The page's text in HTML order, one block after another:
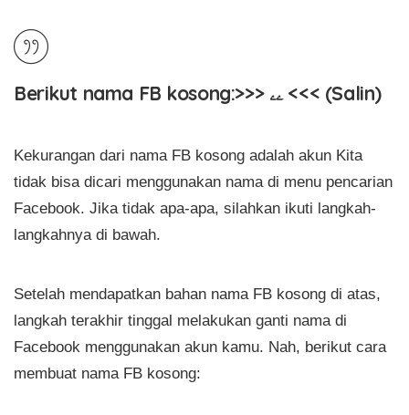
Berikut nama FB kosong:>>> ۦۦ <<< (Salin)
Kekurangan dari nama FB kosong adalah akun Kita
tidak bisa dicari menggunakan nama di menu pencarian
Facebook. Jika tidak apa-apa, silahkan ikuti langkah-
langkahnya di bawah.
Setelah mendapatkan bahan nama FB kosong di atas,
langkah terakhir tinggal melakukan ganti nama di
Facebook menggunakan akun kamu. Nah, berikut cara
membuat nama FB kosong: